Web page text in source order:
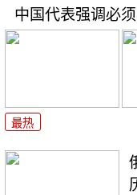
中国代表强调必
最热